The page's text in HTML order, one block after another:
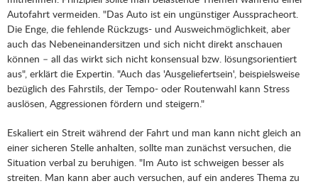
Autofahrt vermeiden. "Das Auto ist ein ungünstiger Ausspracheort.
Die Enge, die fehlende Rückzugs- und Ausweichmöglichkeit, aber
auch das Nebeneinandersitzen und sich nicht direkt anschauen
können – all das wirkt sich nicht konsensual bzw. lösungsorientiert
aus", erklärt die Expertin. "Auch das 'Ausgeliefertsein', beispielsweise
bezüglich des Fahrstils, der Tempo- oder Routenwahl kann Stress
auslösen, Aggressionen fördern und steigern."
Eskaliert ein Streit während der Fahrt und man kann nicht gleich an
einer sicheren Stelle anhalten, sollte man zunächst versuchen, die
Situation verbal zu beruhigen. "Im Auto ist schweigen besser als
streiten. Man kann aber auch versuchen, auf ein anderes Thema zu